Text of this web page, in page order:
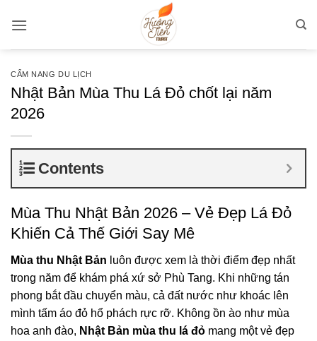
qua
CẨM NANG DU LỊCH
Nhật Bản Mùa Thu Lá Đỏ chốt lại năm
2026
Contents
Mùa Thu Nhật Bản 2026 – Vẻ Đẹp Lá Đỏ
Khiến Cả Thế Giới Say Mê
Mùa thu Nhật Bản luôn được xem là thời điểm đẹp nhất
trong năm để khám phá xứ sở Phù Tang. Khi những tán
phong bắt đầu chuyển màu, cả đất nước như khoác lên
mình tấm áo đỏ hổ phách rực rỡ. Không ồn ào như mùa
hoa anh đào, Nhật Bản mùa thu lá đỏ mang một vẻ đẹp